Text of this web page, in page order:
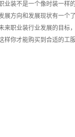
业装不是一个像时装一样
展方向和发展现状有一个
来职业装行业发展的目标
样你才能购买到合适的工